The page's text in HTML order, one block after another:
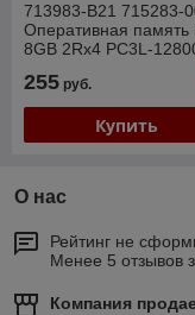
713983-B21 715283-
Оперативная память
8GB 2Rx4 PC3L-
255 руб.
Купить
О нас
Рейтинг не
Менее 5 отзывов
Компания